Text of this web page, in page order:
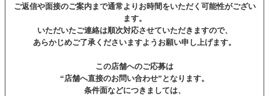
ご返信や面接のご案内まで通常よりお時間をいただく可能性がござい
ます。
いただいたご連絡は順次対応させていただきますので、
あらかじめご了承くださいますようお願い申し上げます。
この店舗へのご応募は
“店舗へ直接のお問い合わせ”となります。
条件面などにつきましては、